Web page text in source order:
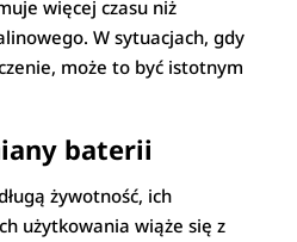
więcej czasu niż
W sytuacjach, gdy
może to być istotnym
baterii
żywotność, ich
użytkowania wiąże się z